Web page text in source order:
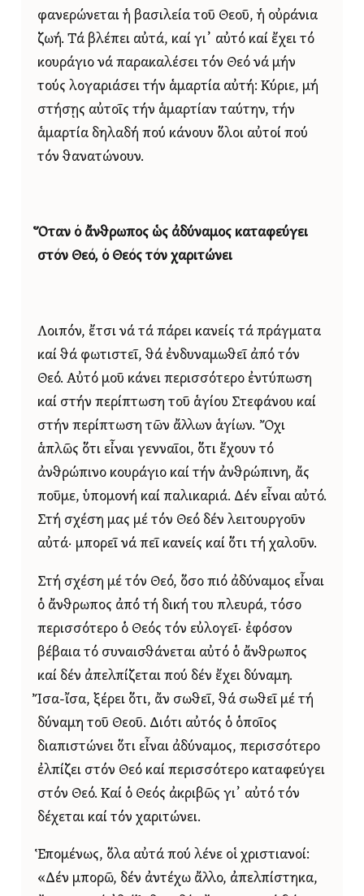
φανερώνεται ἡ βασιλεία τοῦ Θεοῦ, ἡ οὐράνια
ζωή. Τά βλέπει αὐτά, καί γι᾿ αὐτό καί ἔχει τό
κουράγιο νά παρακαλέσει τόν Θεό νά μήν
τούς λογαριάσει τήν ἁμαρτία αὐτή: Κύριε, μή
στήσῃς αὐτοῖς τήν ἁμαρτίαν ταύτην, τήν
ἁμαρτία δηλαδή πού κάνουν ὅλοι αὐτοί πού
τόν θανατώνουν.
Ὅταν ὁ ἄνθρωπος ὡς ἀδύναμος καταφεύγει
στόν Θεό, ὁ Θεός τόν χαριτώνει
Λοιπόν, ἔτσι νά τά πάρει κανείς τά πράγματα
καί θά φωτιστεῖ, θά ἐνδυναμωθεῖ ἀπό τόν
Θεό. Αὐτό μοῦ κάνει περισσότερο ἐντύπωση
καί στήν περίπτωση τοῦ ἁγίου Στεφάνου καί
στήν περίπτωση τῶν ἄλλων ἁγίων. Ὄχι
ἁπλῶς ὅτι εἶναι γενναῖοι, ὅτι ἔχουν τό
ἀνθρώπινο κουράγιο καί τήν ἀνθρώπινη, ἄς
ποῦμε, ὑπομονή καί παλικαριά. Δέν εἶναι αὐτό.
Στή σχέση μας μέ τόν Θεό δέν λειτουργοῦν
αὐτά· μπορεῖ νά πεῖ κανείς καί ὅτι τή χαλοῦν.
Στή σχέση μέ τόν Θεό, ὅσο πιό ἀδύναμος εἶναι
ὁ ἄνθρωπος ἀπό τή δική του πλευρά, τόσο
περισσότερο ὁ Θεός τόν εὐλογεῖ· ἐφόσον
βέβαια τό συναισθάνεται αὐτό ὁ ἄνθρωπος
καί δέν ἀπελπίζεται πού δέν ἔχει δύναμη.
Ἴσα-ἴσα, ξέρει ὅτι, ἄν σωθεῖ, θά σωθεῖ μέ τή
δύναμη τοῦ Θεοῦ. Διότι αὐτός ὁ ὁποῖος
διαπιστώνει ὅτι εἶναι ἀδύναμος, περισσότερο
ἐλπίζει στόν Θεό καί περισσότερο καταφεύγει
στόν Θεό. Καί ὁ Θεός ἀκριβῶς γι᾿ αὐτό τόν
δέχεται καί τόν χαριτώνει.
Ἑπομένως, ὅλα αὐτά πού λένε οἱ χριστιανοί:
«Δέν μπορῶ, δέν ἀντέχω ἄλλο, ἀπελπίστηκα,